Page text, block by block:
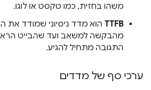
משהו בחזית, כמו טקסט או לוגו.
TTFB הוא מדד ניסיוני שמודד את
מהבקשה למשאב ועד שהבייט
התגובה מתחיל להגיע.
ערכי סף של מדדים